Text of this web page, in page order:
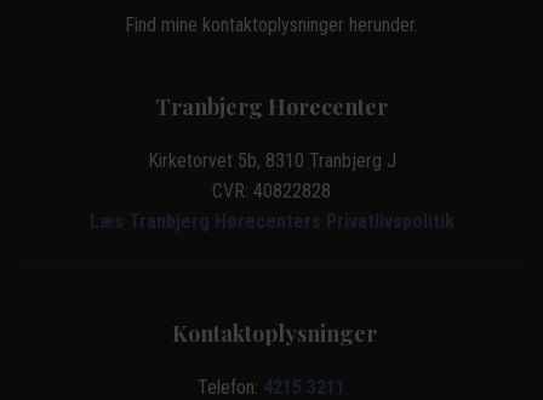
Find mine kontaktoplysninger herunder.
Tranbjerg Hørecenter
Kirketorvet 5b, 8310 Tranbjerg J
CVR: 40822828
Læs Tranbjerg Hørecenters Privatlivspolitik
Kontaktoplysninger
Telefon: 4215 3211